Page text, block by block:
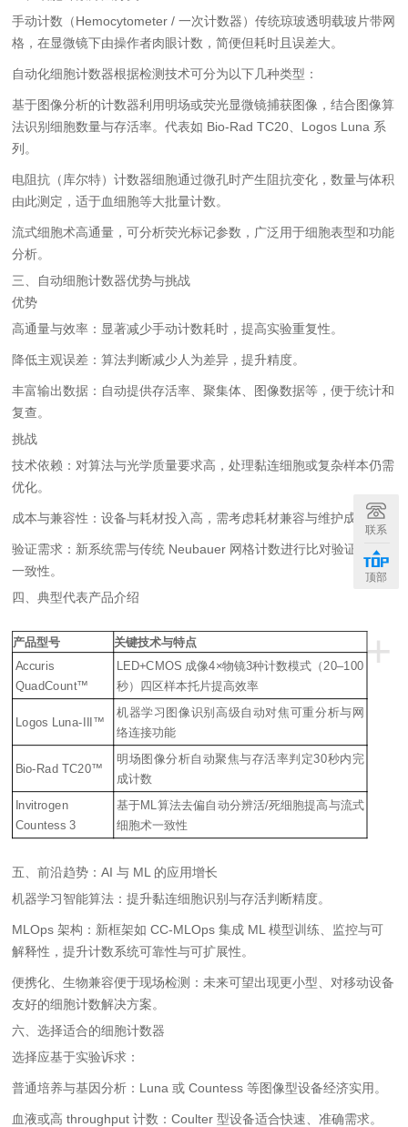
手动计数（Hemocytometer / 一次计数器）传统琼玻透明载玻片带网
格，在显微镜下由操作者肉眼计数，简便但耗时且误差大。
自动化细胞计数器根据检测技术可分为以下几种类型：
基于图像分析的计数器利用明场或荧光显微镜捕获图像，结合图像算
法识别细胞数量与存活率。代表如 Bio‑Rad TC20、Logos Luna 系
列。
电阻抗（库尔特）计数器细胞通过微孔时产生阻抗变化，数量与体积
由此测定，适于血细胞等大批量计数。
流式细胞术高通量，可分析荧光标记参数，广泛用于细胞表型和功能
分析。
三、自动细胞计数器优势与挑战
优势
高通量与效率：显著减少手动计数耗时，提高实验重复性。
降低主观误差：算法判断减少人为差异，提升精度。
丰富输出数据：自动提供存活率、聚集体、图像数据等，便于统计和
复查。
挑战
技术依赖：对算法与光学质量要求高，处理黏连细胞或复杂样本仍需
优化。
成本与兼容性：设备与耗材投入高，需考虑耗材兼容与维护成本。
验证需求：新系统需与传统 Neubauer 网格计数进行比对验证，确保
一致性。
四、典型代表产品介绍
+
产品型号 关键技术与特点
Accuris
QuadCount™
LED+CMOS 成像4×物镜3种计数模式（20–100
秒）四区样本托片提高效率
Logos Luna-III™
机器学习图像识别高级自动对焦可重分析与网
络连接功能
Bio-Rad TC20™
明场图像分析自动聚焦与存活率判定30秒内完
成计数
Invitrogen
Countess 3
基于ML算法去偏自动分辨活/死细胞提高与流式
细胞术一致性
五、前沿趋势：AI 与 ML 的应用增长
机器学习智能算法：提升黏连细胞识别与存活判断精度。
MLOps 架构：新框架如 CC‑MLOps 集成 ML 模型训练、监控与可
解释性，提升计数系统可靠性与可扩展性。
便携化、生物兼容便于现场检测：未来可望出现更小型、对移动设备
友好的细胞计数解决方案。
六、选择适合的细胞计数器
选择应基于实验诉求：
普通培养与基因分析：Luna 或 Countess 等图像型设备经济实用。
血液或高 throughput 计数：Coulter 型设备适合快速、准确需求。
联系
顶部